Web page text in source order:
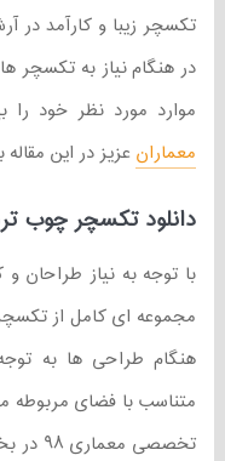
تکسچر زیبا و کارآمد در
در هنگام نیاز به تکسچر
موارد مورد نظر خود را
معماران عزیز در این مقاله
دانلود تکسچر چوب
با توجه به نیاز طراحان
مجموعه ای کامل از
هنگام طراحی ها به
متناسب با فضای مربوطه
تخصصی معماری ۹۸ در بخش